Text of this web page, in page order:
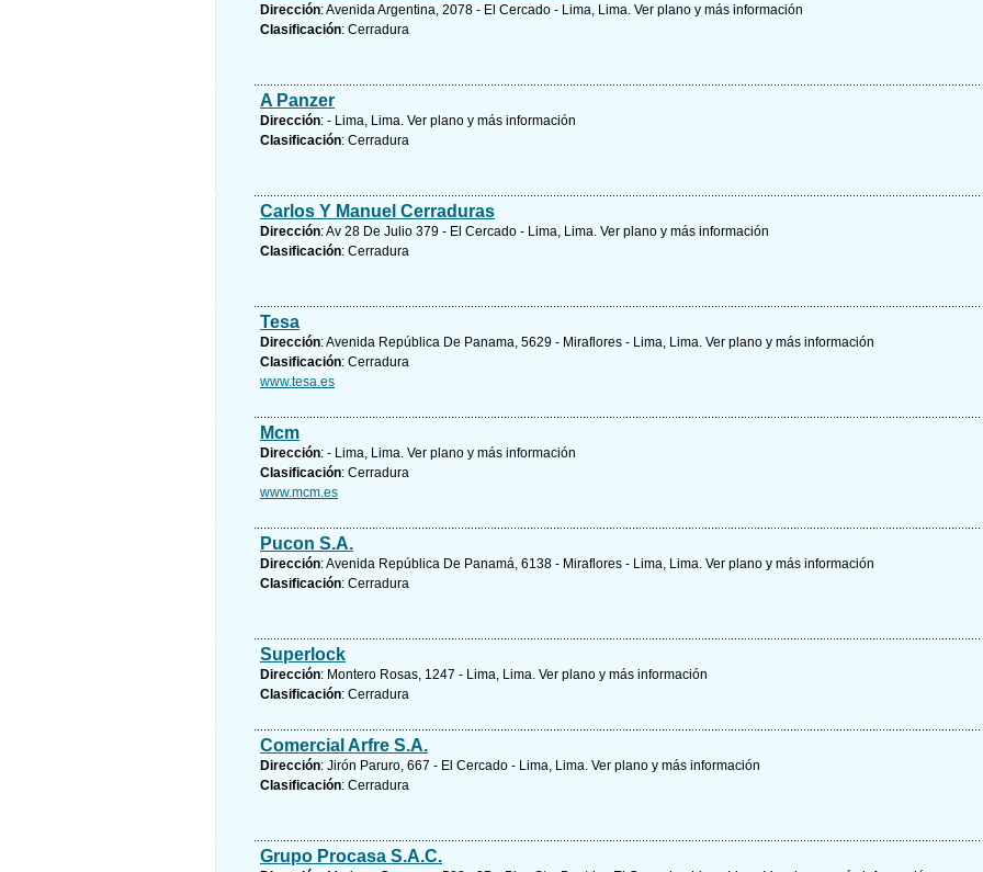
Dirección: Avenida Argentina, 2078 - El Cercado - Lima, Lima. Ver plano y más información
Clasificación: Cerradura
A Panzer
Dirección: - Lima, Lima. Ver plano y más información
Clasificación: Cerradura
Carlos Y Manuel Cerraduras
Dirección: Av 28 De Julio 379 - El Cercado - Lima, Lima. Ver plano y más información
Clasificación: Cerradura
Tesa
Dirección: Avenida República De Panama, 5629 - Miraflores - Lima, Lima. Ver plano y más información
Clasificación: Cerradura
www.tesa.es
Mcm
Dirección: - Lima, Lima. Ver plano y más información
Clasificación: Cerradura
www.mcm.es
Pucon S.A.
Dirección: Avenida República De Panamá, 6138 - Miraflores - Lima, Lima. Ver plano y más información
Clasificación: Cerradura
Superlock
Dirección: Montero Rosas, 1247 - Lima, Lima. Ver plano y más información
Clasificación: Cerradura
Comercial Arfre S.A.
Dirección: Jirón Paruro, 667 - El Cercado - Lima, Lima. Ver plano y más información
Clasificación: Cerradura
Grupo Procasa S.A.C.